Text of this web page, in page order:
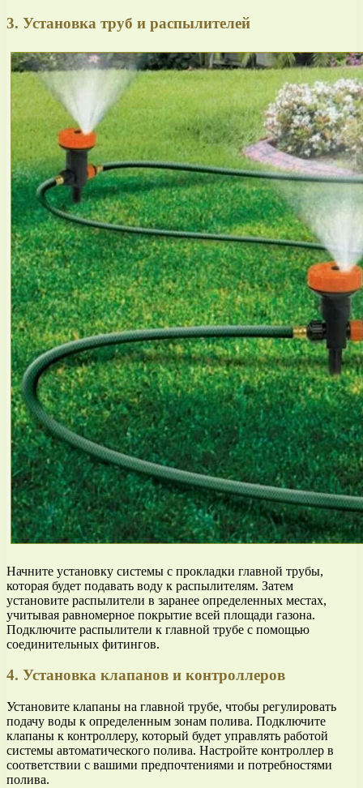
3. Установка труб и распылителей
Начните установку системы с прокладки главной трубы,
которая будет подавать воду к распылителям. Затем
установите распылители в заранее определенных местах,
учитывая равномерное покрытие всей площади газона.
Подключите распылители к главной трубе с помощью
соединительных фитингов.
4. Установка клапанов и контроллеров
Установите клапаны на главной трубе, чтобы регулировать
подачу воды к определенным зонам полива. Подключите
клапаны к контроллеру, который будет управлять работой
системы автоматического полива. Настройте контроллер в
соответствии с вашими предпочтениями и потребностями
полива.